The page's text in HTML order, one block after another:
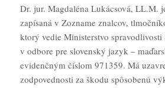
Dr. jur. Magdaléna Lukácsová, LL.M.
zapísaná v Zozname znalcov,
ktorý vedie Ministerstvo spravodlivosti
v odbore pre slovenský jazyk –
evidenčným číslom 971359. Má
zodpovednosti za škodu spôsobenú